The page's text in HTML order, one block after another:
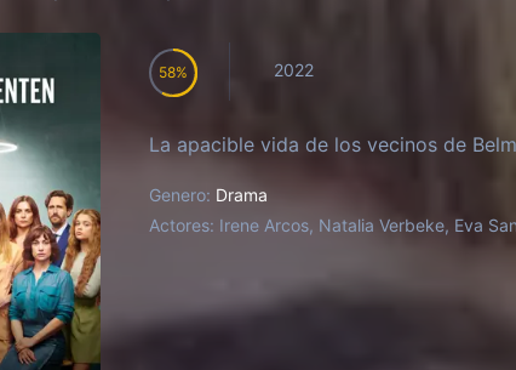
58 2022
La apacible vida de los vecinos de
Genero: Drama
Actores: Irene Arcos, Natalia Verbeke, Eva